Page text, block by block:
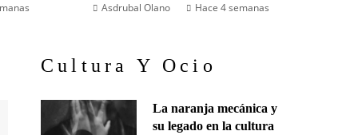
Asdrubal Olano
Hace 4 semanas
Cultura Y Ocio
La naranja mecánica y
su legado en la cultura